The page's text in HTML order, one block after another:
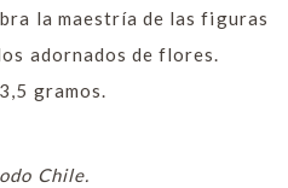
la maestría de las figuras
adornados de flores.
gramos.
Chile.